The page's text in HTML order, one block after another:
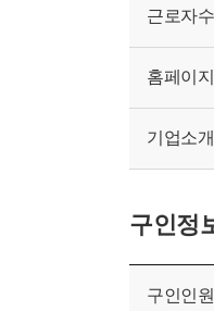
근로자수
홈페이지
기업소개
구인정
구인인원